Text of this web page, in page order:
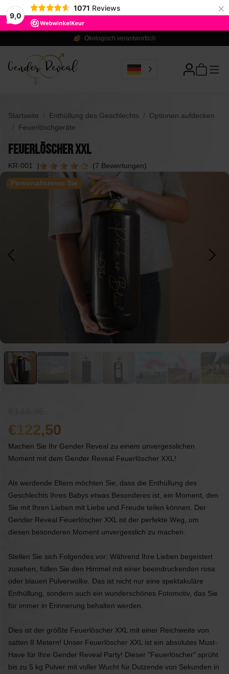
9,0
1071 Reviews ×
Ökologisch verantwortlich
Startseite Enthüllung des Geschlechts
Optionen aufdecken
Feuerlöschgeräte
Feuerlöscher XXL
KR-001 (7 Bewertungen)
Personalisieren Sie
122,50
Machen Sie Ihr Gender Reveal zu einem unvergesslichen
Moment mit dem Gender Reveal Feuerlöscher XXL!
Als werdende Eltern möchten Sie, dass die Enthüllung des
Geschlechts Ihres Babys etwas Besonderes ist, ein Moment, den
Sie mit Ihren Lieben mit Liebe und Freude teilen können. Der
Gender Reveal Feuerlöscher XXL ist der perfekte Weg, um
diesen besonderen Moment unvergesslich zu machen.
Stellen Sie sich Folgendes vor: Während Ihre Lieben begeistert
zusehen, füllen Sie den Himmel mit einer beeindruckenden rosa
oder blauen Pulverwolke. Das ist nicht nur eine spektakuläre
Enthüllung, sondern auch ein wunderschönes Fotomotiv, das Sie
für immer in Erinnerung behalten werden.
Dies ist der größte Feuerlöscher XXL mit einer Reichweite von
satten 8 Metern! Unser Feuerlöscher XXL ist ein absolutes Must-
Have für Ihre Gender Reveal Party! Dieser "Feuerlöscher" sprüht
bis zu 5 kg Pulver mit voller Wucht für Dutzende von Sekunden in